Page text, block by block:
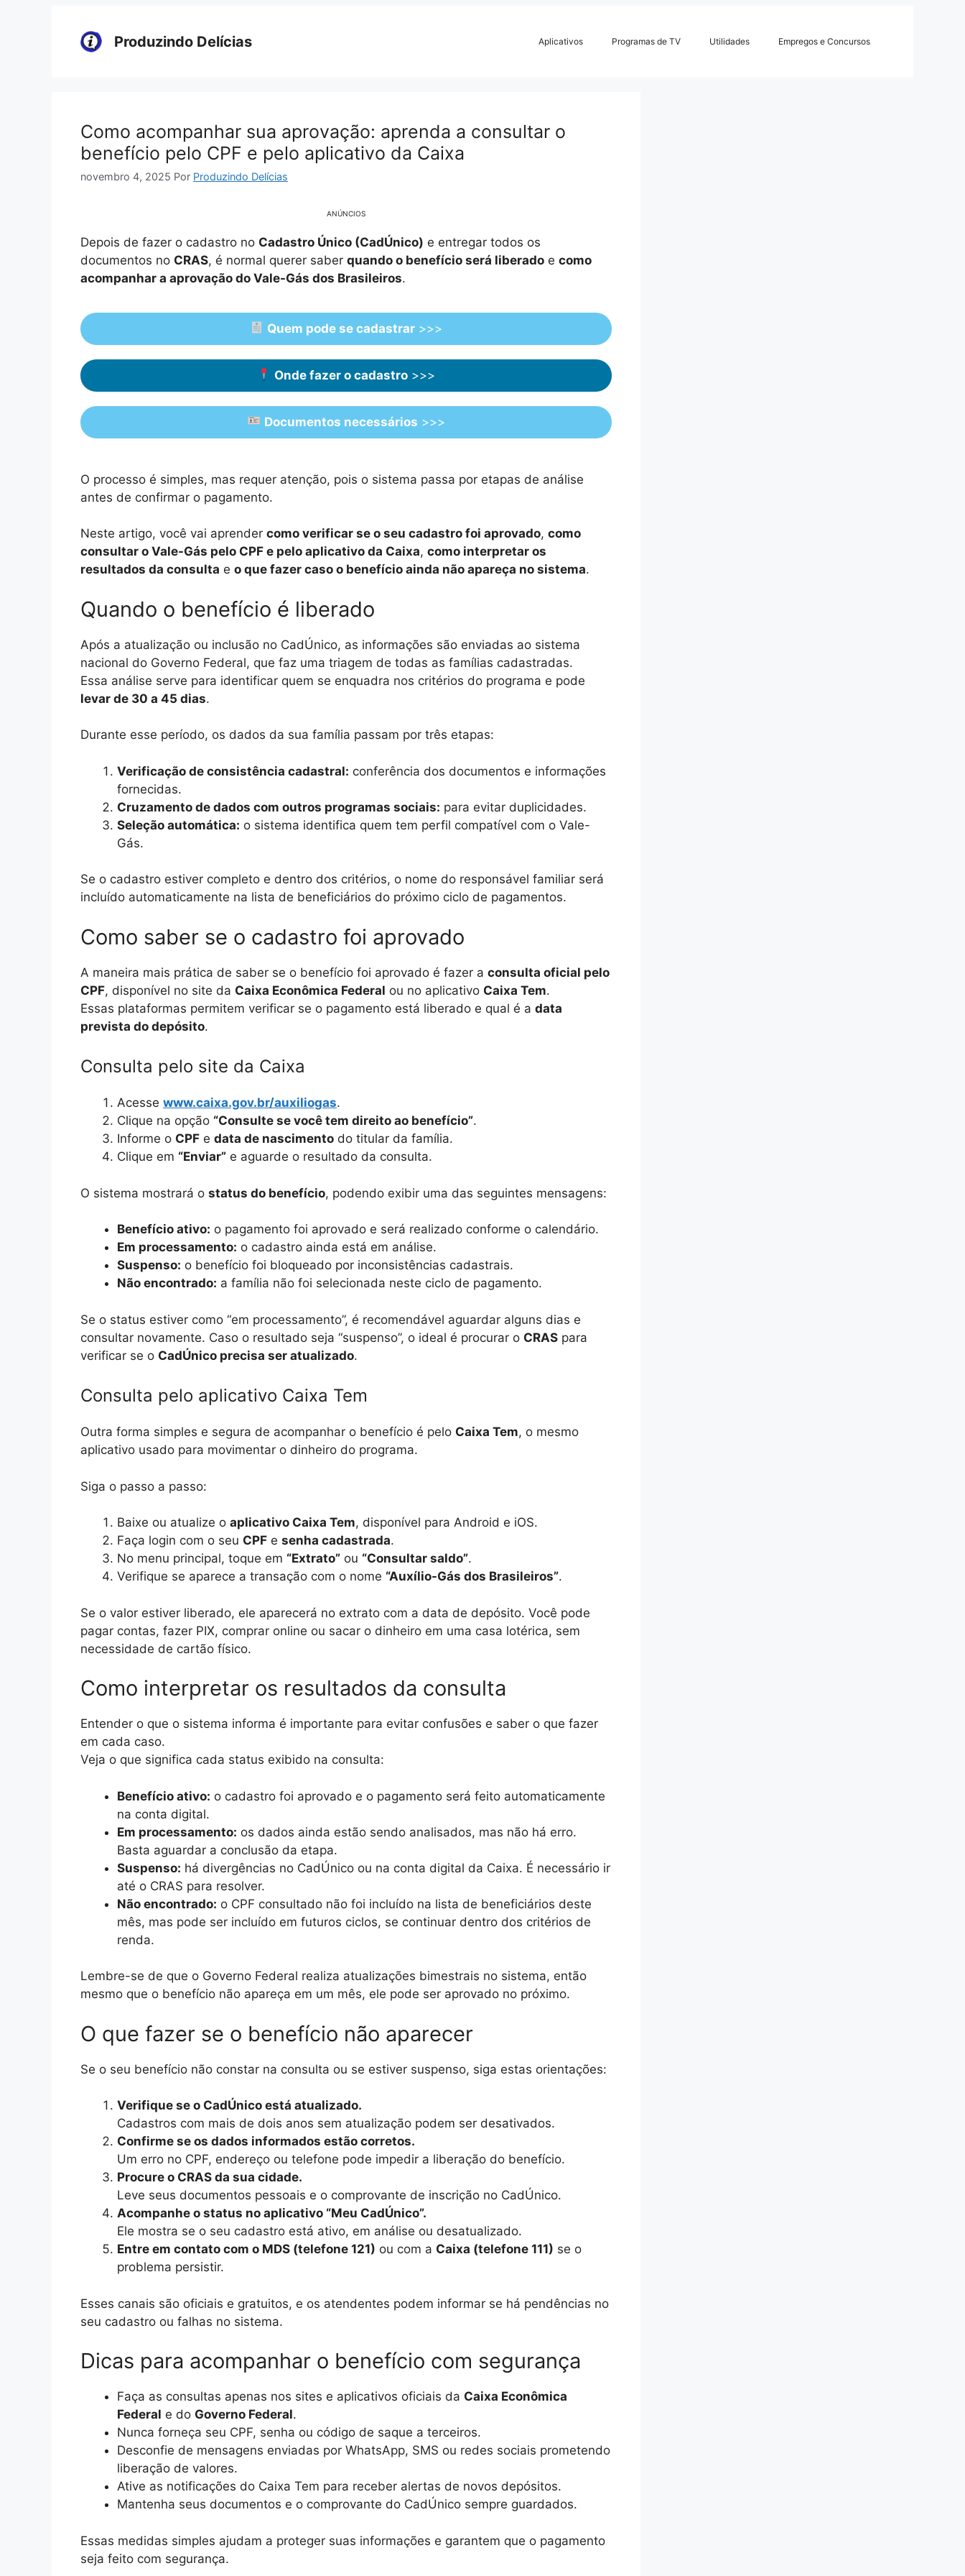
Produzindo Delícias Aplicativos Programas de TV Utilidades Empregos e Concursos
Como acompanhar sua aprovação: aprenda a consultar o
benefício pelo CPF e pelo aplicativo da Caixa
novembro 4, 2025 Por Produzindo Delícias
ANÚNCIOS
Depois de fazer o cadastro no Cadastro Único (CadÚnico) e entregar todos os
documentos no CRAS, é normal querer saber quando o benefício será liberado e como
acompanhar a aprovação do Vale-Gás dos Brasileiros.
Quem pode se cadastrar >>>
Onde fazer o cadastro >>>
Documentos necessários >>>
O processo é simples, mas requer atenção, pois o sistema passa por etapas de análise
antes de confirmar o pagamento.
Neste artigo, você vai aprender como verificar se o seu cadastro foi aprovado, como
consultar o Vale-Gás pelo CPF e pelo aplicativo da Caixa, como interpretar os
resultados da consulta e o que fazer caso o benefício ainda não apareça no sistema.
Quando o benefício é liberado
Após a atualização ou inclusão no CadÚnico, as informações são enviadas ao sistema
nacional do Governo Federal, que faz uma triagem de todas as famílias cadastradas.
Essa análise serve para identificar quem se enquadra nos critérios do programa e pode
levar de 30 a 45 dias.
Durante esse período, os dados da sua família passam por três etapas:
Verificação de consistência cadastral: conferência dos documentos e informações
fornecidas.
Cruzamento de dados com outros programas sociais: para evitar duplicidades.
Seleção automática: o sistema identifica quem tem perfil compatível com o Vale-
Gás.
Se o cadastro estiver completo e dentro dos critérios, o nome do responsável familiar será
incluído automaticamente na lista de beneficiários do próximo ciclo de pagamentos.
Como saber se o cadastro foi aprovado
A maneira mais prática de saber se o benefício foi aprovado é fazer a consulta oficial pelo
CPF, disponível no site da Caixa Econômica Federal ou no aplicativo Caixa Tem.
Essas plataformas permitem verificar se o pagamento está liberado e qual é a data
prevista do depósito.
Consulta pelo site da Caixa
Acesse www.caixa.gov.br/auxiliogas.
Clique na opção “Consulte se você tem direito ao benefício”.
Informe o CPF e data de nascimento do titular da família.
Clique em “Enviar” e aguarde o resultado da consulta.
O sistema mostrará o status do benefício, podendo exibir uma das seguintes mensagens:
Benefício ativo: o pagamento foi aprovado e será realizado conforme o calendário.
Em processamento: o cadastro ainda está em análise.
Suspenso: o benefício foi bloqueado por inconsistências cadastrais.
Não encontrado: a família não foi selecionada neste ciclo de pagamento.
Se o status estiver como “em processamento”, é recomendável aguardar alguns dias e
consultar novamente. Caso o resultado seja “suspenso”, o ideal é procurar o CRAS para
verificar se o CadÚnico precisa ser atualizado.
Consulta pelo aplicativo Caixa Tem
Outra forma simples e segura de acompanhar o benefício é pelo Caixa Tem, o mesmo
aplicativo usado para movimentar o dinheiro do programa.
Siga o passo a passo:
Baixe ou atualize o aplicativo Caixa Tem, disponível para Android e iOS.
Faça login com o seu CPF e senha cadastrada.
No menu principal, toque em “Extrato” ou “Consultar saldo”.
Verifique se aparece a transação com o nome “Auxílio-Gás dos Brasileiros”.
Se o valor estiver liberado, ele aparecerá no extrato com a data de depósito. Você pode
pagar contas, fazer PIX, comprar online ou sacar o dinheiro em uma casa lotérica, sem
necessidade de cartão físico.
Como interpretar os resultados da consulta
Entender o que o sistema informa é importante para evitar confusões e saber o que fazer
em cada caso.
Veja o que significa cada status exibido na consulta:
Benefício ativo: o cadastro foi aprovado e o pagamento será feito automaticamente
na conta digital.
Em processamento: os dados ainda estão sendo analisados, mas não há erro.
Basta aguardar a conclusão da etapa.
Suspenso: há divergências no CadÚnico ou na conta digital da Caixa. É necessário ir
até o CRAS para resolver.
Não encontrado: o CPF consultado não foi incluído na lista de beneficiários deste
mês, mas pode ser incluído em futuros ciclos, se continuar dentro dos critérios de
renda.
Lembre-se de que o Governo Federal realiza atualizações bimestrais no sistema, então
mesmo que o benefício não apareça em um mês, ele pode ser aprovado no próximo.
O que fazer se o benefício não aparecer
Se o seu benefício não constar na consulta ou se estiver suspenso, siga estas orientações:
Verifique se o CadÚnico está atualizado.
Cadastros com mais de dois anos sem atualização podem ser desativados.
Confirme se os dados informados estão corretos.
Um erro no CPF, endereço ou telefone pode impedir a liberação do benefício.
Procure o CRAS da sua cidade.
Leve seus documentos pessoais e o comprovante de inscrição no CadÚnico.
Acompanhe o status no aplicativo “Meu CadÚnico”.
Ele mostra se o seu cadastro está ativo, em análise ou desatualizado.
Entre em contato com o MDS (telefone 121) ou com a Caixa (telefone 111) se o
problema persistir.
Esses canais são oficiais e gratuitos, e os atendentes podem informar se há pendências no
seu cadastro ou falhas no sistema.
Dicas para acompanhar o benefício com segurança
Faça as consultas apenas nos sites e aplicativos oficiais da Caixa Econômica
Federal e do Governo Federal.
Nunca forneça seu CPF, senha ou código de saque a terceiros.
Desconfie de mensagens enviadas por WhatsApp, SMS ou redes sociais prometendo
liberação de valores.
Ative as notificações do Caixa Tem para receber alertas de novos depósitos.
Mantenha seus documentos e o comprovante do CadÚnico sempre guardados.
Essas medidas simples ajudam a proteger suas informações e garantem que o pagamento
seja feito com segurança.